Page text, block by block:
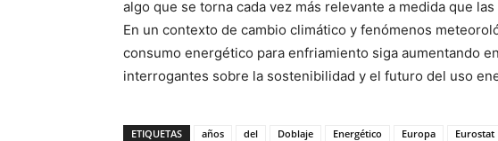
algo que se torna cada vez más relevante a medida que
En un contexto de cambio climático y fenómenos
consumo energético para enfriamiento siga aumentando
interrogantes sobre la sostenibilidad y el futuro del uso
ETIQUETAS años del Doblaje Energético Europa Eurostat